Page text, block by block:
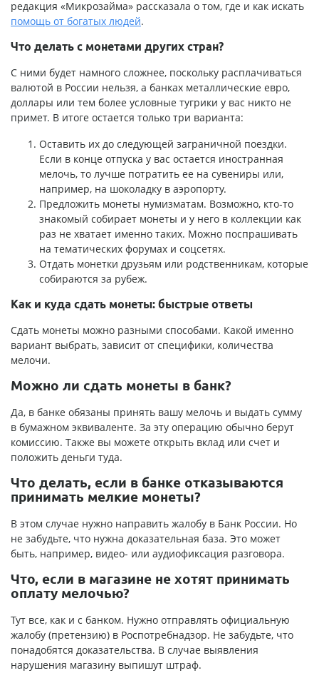
редакция «Микрозайма» рассказала о том, где и как искать
помощь от богатых людей.
Что делать с монетами других стран?
С ними будет намного сложнее, поскольку расплачиваться
валютой в России нельзя, а банках металлические евро,
доллары или тем более условные тугрики у вас никто не
примет. В итоге остается только три варианта:
Оставить их до следующей заграничной поездки.
Если в конце отпуска у вас остается иностранная
мелочь, то лучше потратить ее на сувениры или,
например, на шоколадку в аэропорту.
Предложить монеты нумизматам. Возможно, кто-то
знакомый собирает монеты и у него в коллекции как
раз не хватает именно таких. Можно поспрашивать
на тематических форумах и соцсетях.
Отдать монетки друзьям или родственникам, которые
собираются за рубеж.
Как и куда сдать монеты: быстрые ответы
Сдать монеты можно разными способами. Какой именно
вариант выбрать, зависит от специфики, количества
мелочи.
Можно ли сдать монеты в банк?
Да, в банке обязаны принять вашу мелочь и выдать сумму
в бумажном эквиваленте. За эту операцию обычно берут
комиссию. Также вы можете открыть вклад или счет и
положить деньги туда.
Что делать, если в банке отказываются
принимать мелкие монеты?
В этом случае нужно направить жалобу в Банк России. Но
не забудьте, что нужна доказательная база. Это может
быть, например, видео- или аудиофиксация разговора.
Что, если в магазине не хотят принимать
оплату мелочью?
Тут все, как и с банком. Нужно отправлять официальную
жалобу (претензию) в Роспотребнадзор. Не забудьте, что
понадобятся доказательства. В случае выявления
нарушения магазину выпишут штраф.